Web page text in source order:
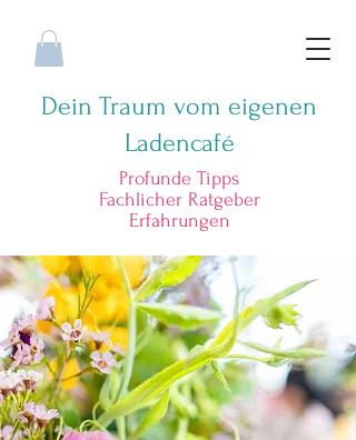
Dein Traum vom eigenen
Ladencafé
Profunde Tipps
Fachlicher Ratgeber
Erfahrungen